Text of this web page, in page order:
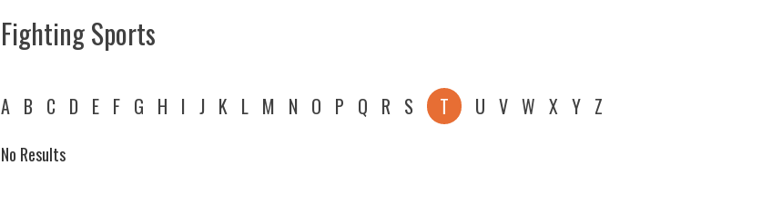
Fighting Sports
A B C D E F G H I J K L M N O P Q R S T U V W X Y Z
No Results